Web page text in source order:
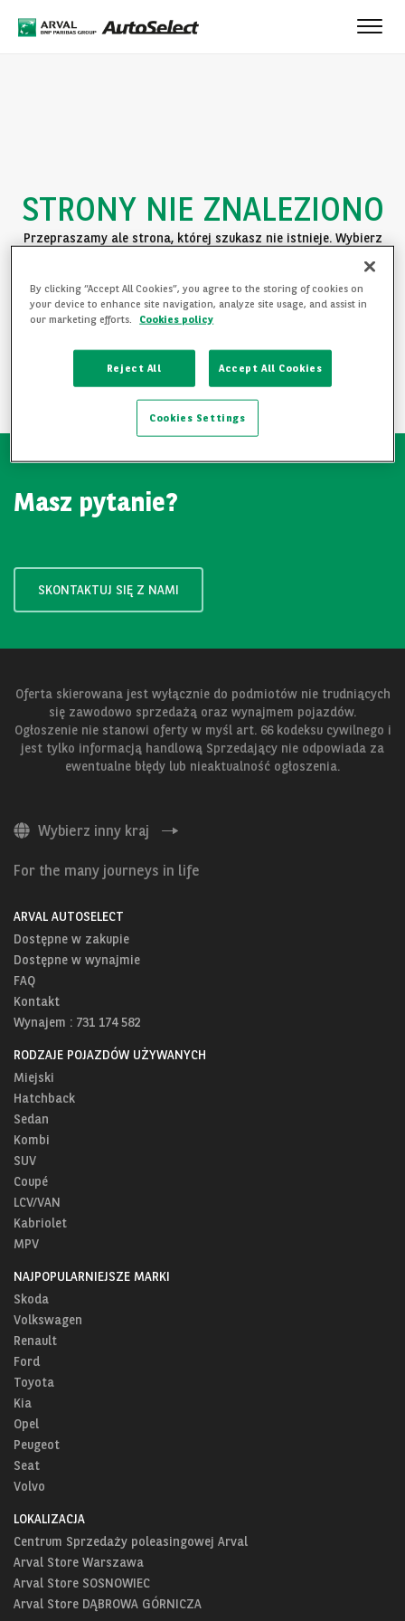
Toggle
STRONY NIE ZNALEZIONO
Przepraszamy ale strona, której szukasz nie istnieje. Wybierz
POWRÓT DO STRONY GŁÓWNEJ
ZAPOZNAJ SIĘ Z OFERTĄ
Masz pytanie?
SKONTAKTUJ SIĘ Z NAMI
Oferta skierowana jest wyłącznie do podmiotów nie trudniących
się zawodowo sprzedażą oraz wynajmem pojazdów.
Ogłoszenie nie stanowi oferty w myśl art. 66 kodeksu cywilnego i
jest tylko informacją handlową Sprzedający nie odpowiada za
ewentualne błędy lub nieaktualność ogłoszenia.
Wybierz inny kraj
For the many journeys in life
ARVAL AUTOSELECT
Dostępne w zakupie
Dostępne w wynajmie
FAQ
Kontakt
Wynajem : 731 174 582
RODZAJE POJAZDÓW UŻYWANYCH
Miejski
Hatchback
Sedan
Kombi
SUV
Coupé
LCV/VAN
Kabriolet
MPV
NAJPOPULARNIEJSZE MARKI
Skoda
Volkswagen
Renault
Ford
Toyota
Kia
Opel
Peugeot
Seat
Volvo
LOKALIZACJA
Centrum Sprzedaży poleasingowej Arval
Arval Store Warszawa
Arval Store SOSNOWIEC
Arval Store DĄBROWA GÓRNICZA
By clicking “Accept All Cookies”, you agree to the storing of cookies on
your device to enhance site navigation, analyze site usage, and assist in
our marketing efforts.
Cookies policy
Reject All Accept All Cookies
Cookies Settings